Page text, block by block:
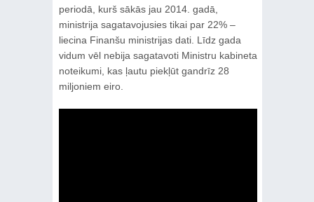
periodā, kurš sākās jau 2014. gadā,
ministrija sagatavojusies tikai par 22% –
liecina Finanšu ministrijas dati. Līdz gada
vidum vēl nebija sagatavoti Ministru kabineta
noteikumi, kas ļautu piekļūt gandrīz 28
miljoniem eiro.